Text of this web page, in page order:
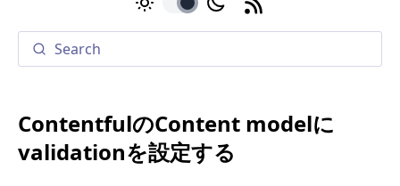
toggle
ContentfulのContent modelに
validationを設定する